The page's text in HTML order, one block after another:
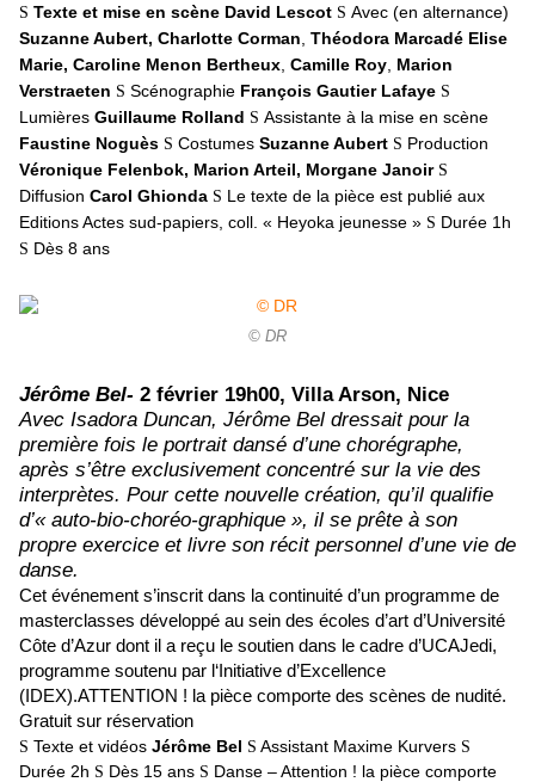
S Texte et mise en scène David Lescot S Avec (en alternance)
Suzanne Aubert, Charlotte Corman Théodora Marcadé Elise
Marie, Caroline Menon Bertheux Camille Roy Marion
Verstraeten S Scénographie François Gautier Lafaye S
Lumières Guillaume Rolland S Assistante à la mise en scène
Faustine Noguès S Costumes Suzanne Aubert S Production
Véronique Felenbok, Marion Arteil, Morgane Janoir S
Diffusion Carol Ghionda S Le texte de la pièce est publié aux
Editions Actes sud-papiers, coll. « Heyoka jeunesse » S Durée 1h
S Dès 8 ans
© DR
Jérôme Bel- 2 février 19h00, Villa Arson, Nice
Avec Isadora Duncan, Jérôme Bel dressait pour la
première fois le portrait dansé d’une chorégraphe,
après s’être exclusivement concentré sur la vie des
interprètes. Pour cette nouvelle création, qu’il qualifie
d’« auto-bio-choréo-graphique », il se prête à son
propre exercice et livre son récit personnel d’une vie de
danse.
Cet événement s’inscrit dans la continuité d’un programme de
masterclasses développé au sein des écoles d’art d’Université
Côte d’Azur dont il a reçu le soutien dans le cadre d’UCAJedi,
programme soutenu par l‘Initiative d’Excellence
(IDEX).ATTENTION ! la pièce comporte des scènes de nudité.
Gratuit sur réservation
S Texte et vidéos Jérôme Bel S Assistant Maxime Kurvers S
Durée 2h S Dès 15 ans S Danse – Attention ! la pièce comporte